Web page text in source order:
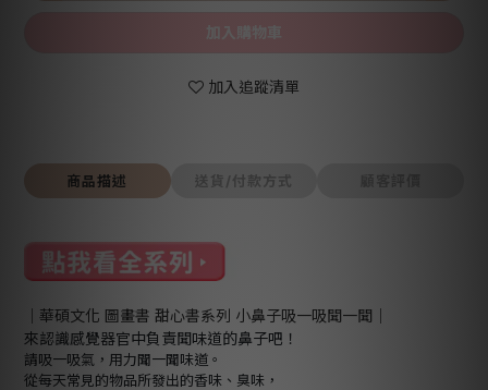
加入追蹤清單
商品描述 送貨/付款方式
｜華碩文化 圖畫書 甜心書系列 小鼻子吸一吸聞一聞｜
來認識感覺器官中負責聞味道的鼻子吧！
請吸一吸氣，用力聞一聞味道。
從每天常見的物品所發出的香味、臭味，